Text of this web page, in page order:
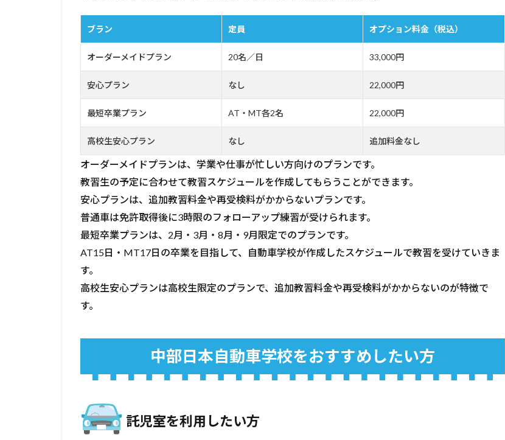
室を
した
い方
障が
いを
てい
る方
5
メリ
ット
がな
い
他所
に相
談し
がい
に予
取り
たい
ブラン 定員 オプション料金（税込）
オーダーメイドプラン 20名／日 33,000円
安心プラン なし 22,000円
最短卒業プラン AT・MT各2名 22,000円
高校生安心プラン なし 追加料金なし
オーダーメイドプランは、学業や仕事が忙しい方向けのプランです。
教習生の予定に合わせて教習スケジュールを作成してもらうことができます。
安心プランは、追加教習料金や再受検料がかからないプランです。
普通車は免許取得後に3時限のフォローアップ練習が受けられます。
最短卒業プランは、2月・3月・8月・9月限定でのプランです。
AT15日・MT17日の卒業を目指して、自動車学校が作成したスケジュールで教習を受けていきま
す。
高校生安心プランは高校生限定のプランで、追加教習料金や再受検料がかからないのが特徴で
す。
中部日本自動車学校をおすすめしたい方
託児室を利用したい方